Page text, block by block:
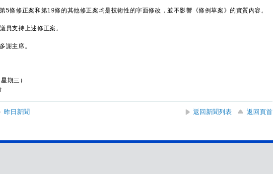
修正案和第19條的其他修正案均是技術性的字面修改，並不影響《條例草案》的實質內容。
支持上述修正案。
主席。
期三）
昨日新聞 返回新聞列表
返回頁首